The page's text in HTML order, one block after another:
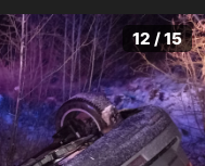
12 / 15